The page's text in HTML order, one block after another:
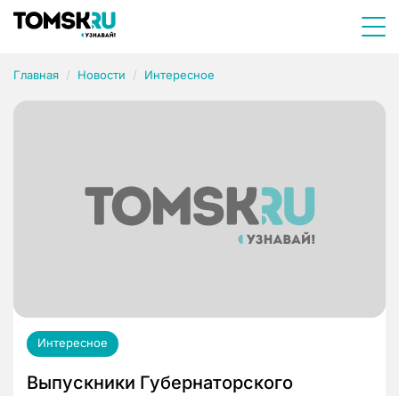
Главная Новости Интересное
Интересное
Выпускники Губернаторского